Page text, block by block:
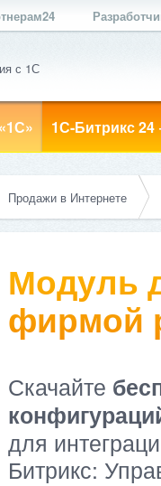
с 1С
1С-Битрикс 24
Продажи в Интернете
Модуль
фирмой
Скачайте
для
Битрикс: